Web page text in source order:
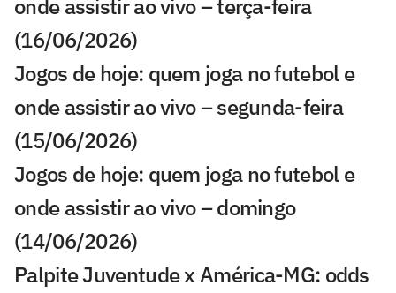
onde assistir ao vivo – terça-feira
(16/06/2026)
Jogos de hoje: quem joga no futebol e
onde assistir ao vivo – segunda-feira
(15/06/2026)
Jogos de hoje: quem joga no futebol e
onde assistir ao vivo – domingo
(14/06/2026)
Palpite Juventude x América-MG: odds